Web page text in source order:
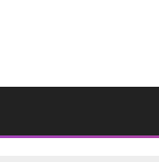
أخبار البص
البص تستقبل شهر